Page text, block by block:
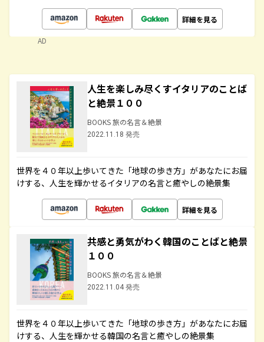
詳細を見る
AD
人生を楽しみ尽くすイタリアのことば
と絶景１００
BOOKS 旅の名言＆絶景
2022.11.18 発売
世界を４０年以上歩いてきた「地球の歩き方」があなたにお届
けする、人生を輝かせるイタリアの名言と癒やしの絶景集
詳細を見る
共感と勇気がわく韓国のことばと絶景
１００
BOOKS 旅の名言＆絶景
2022.11.04 発売
世界を４０年以上歩いてきた「地球の歩き方」があなたにお届
けする、人生を輝かせる韓国の名言と癒やしの絶景集